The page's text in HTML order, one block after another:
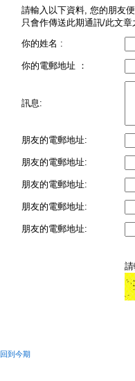
請輸入以下資料, 您的朋友
只會作傳送此期通訊/此文章
你的姓名 :
你的電郵地址 ：
訊息:
朋友的電郵地址:
朋友的電郵地址:
朋友的電郵地址:
朋友的電郵地址:
朋友的電郵地址:
回到今期